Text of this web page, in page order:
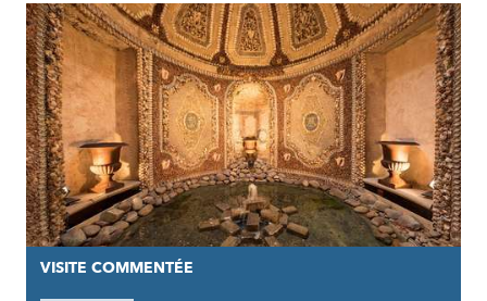
VISITE COMMENTÉE